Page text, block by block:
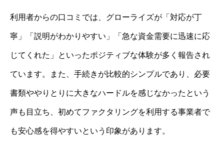
利用者からの口コミでは、グローライズが「対応が丁
寧」「説明がわかりやすい」「急な資金需要に迅速に応
じてくれた」といったポジティブな体験が多く報告され
ています。また、手続きが比較的シンプルであり、必要
書類ややりとりに大きなハードルを感じなかったという
声も目立ち、初めてファクタリングを利用する事業者で
も安心感を得やすいという印象があります。